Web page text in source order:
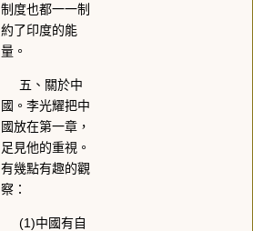
制度也都一一制
約了印度的能
量。
五、關於中
國。李光耀把中
國放在第一章，
足見他的重視。
有幾點有趣的觀
察：
(1)中國有自